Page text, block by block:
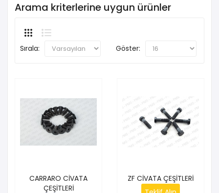
Arama kriterlerine uygun ürünler
Sırala: Göster:
CARRARO CİVATA
ÇEŞİTLERİ
ZF CİVATA ÇEŞİTLERİ